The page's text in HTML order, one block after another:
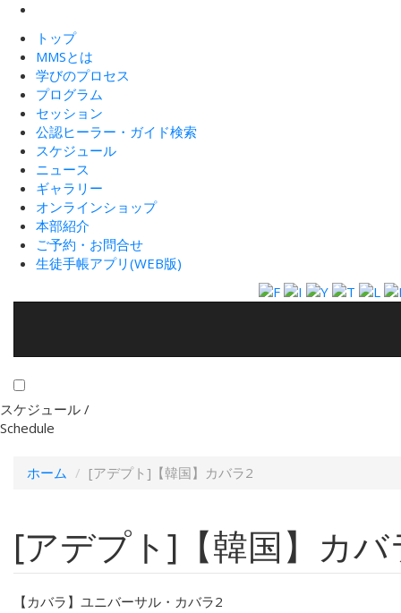
トップ
MMSとは
学びのプロセス
プログラム
セッション
公認ヒーラー・ガイド検索
スケジュール
ニュース
ギャラリー
オンラインショップ
本部紹介
ご予約・お問合せ
生徒手帳アプリ(WEB版)
スケジュール /
Schedule
ホーム [アデプト]【韓国】カバラ2
[アデプト]【韓国】カバ
【カバラ】ユニバーサル・カバラ2